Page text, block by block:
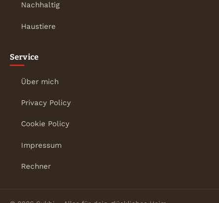
Nachhaltig
Haustiere
Service
Über mich
Privacy Policy
Cookie Policy
Impressum
Rechner